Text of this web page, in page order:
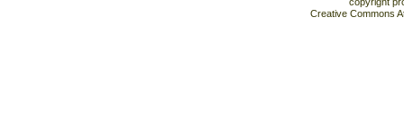
Creative Commons